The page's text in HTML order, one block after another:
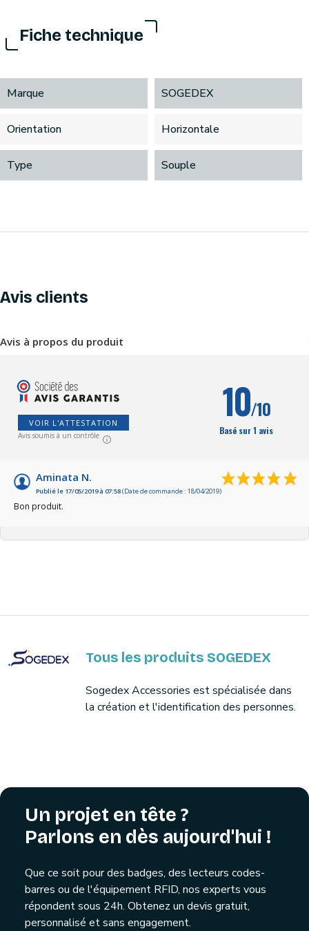
Fiche technique
Marque SOGEDEX
Orientation Horizontale
Type Souple
Avis clients
Avis à propos du produit
VOIR L'ATTESTATION
Avis soumis à un contrôle
10/10
Basé sur 1 avis
Aminata N.
Publié le 17/05/2019 à 07:58(Date de commande : 18/04/2019)
Bon produit.
Tous les produits SOGEDEX
Sogedex Accessories est spécialisée dans
la création et l'identification des personnes.
Un projet en tête ?
Parlons en dès aujourd'hui !
Que ce soit pour des badges, des lecteurs codes-
barres ou de l'équipement RFID, nos experts vous
répondent sous 24h. Obtenez un devis gratuit,
personnalisé et sans engagement.